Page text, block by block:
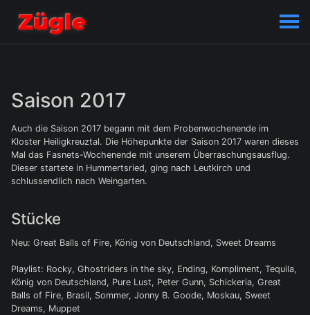
Saison 2017
Auch die Saison 2017 begann mit dem Probenwochenende im
Kloster Heiligkreuztal. Die Höhepunkte der Saison 2017 waren dieses
Mal das Fasnets-Wochenende mit unserem Überraschungsausflug.
Dieser startete in Hummertsried, ging nach Leutkirch und
schlussendlich nach Weingarten.
Stücke
Neu: Great Balls of Fire, König von Deutschland, Sweet Dreams
Playlist: Rocky, Ghostriders in the sky, Ending, Kompliment, Tequila,
König von Deutschland, Pure Lust, Peter Gunn, Schickeria, Great
Balls of Fire, Brasil, Sommer, Jonny B. Goode, Moskau, Sweet
Dreams, Muppet